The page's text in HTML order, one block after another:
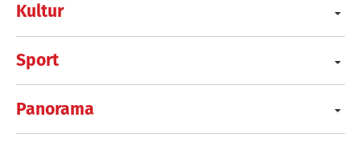
Kultur
Sport
Panorama